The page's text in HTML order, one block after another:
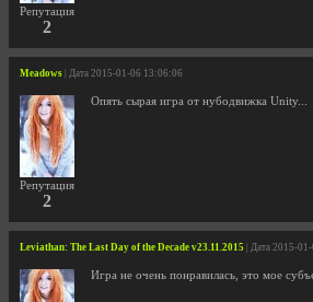
Репутация
2
Meadows | Дата 2015-01-06 13:06:06
Репутация
2
Опять сырая игра от нубодвижка Unity...
Leviathan: The Last Day of the Decade v23.11.2015 | Дата 2015-
Игра не очень понравилась, это мое